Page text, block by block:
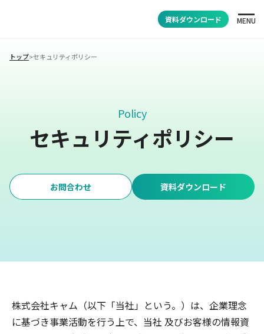
資料ダウンロード MENU
トップ>セキュリティポリシー
Policy
セキュリティポリシー
お問合わせ 資料ダウンロード
株式会社キャム（以下「当社」という。）は、企業理念
に基づき事業活動を行う上で、当社 及びお客様の情報資